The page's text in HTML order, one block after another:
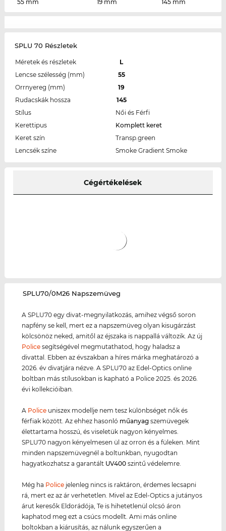
55 mm
19 mm
145 mm
SPLU 70 Részletek
Méretek és részletek
L
Lencse szélesség (mm)
55
Orrnyereg (mm)
19
Rudacskák hossza
145
Stílus
Női és Férfi
Kerettipus
Komplett keret
Keret szín
Transp.green
Lencsék színe
Smoke Gradient Smoke
Cégértékelések
‌SPLU70/0M26 Napszemüveg
A SPLU70 egy divat-megnyilatkozás, amihez végső soron
napfény se kell, mert ez a napszemüveg olyan kisugárzást
kölcsönöz neked, amitől az éjszaka is nappallá változik. Az új
Police segítségével megmutathatod, hogy haladsz a
divattal. Ebben az évszakban a híres márka meghatározó a
2026. év divatjára nézve. A SPLU70 az Edel-Optics online
boltban más stílusokban is kapható a Police 2025. és 2026.
évi kollekcióiban.
A Police uniszex modellje nem tesz különbséget nők és
férfiak között. Az ehhez hasonló műanyag szemüvegek
élettartama hosszú, és viseletük nagyon kényelmes.
SPLU70 nagyon kényelmesen ül az orron és a füleken. Mint
minden napszemüvegnél a boltunkban, nyugodtan
hagyatkozhatsz a garantált UV400 szintű védelemre.
Még ha Police jelenleg nincs is raktáron, érdemes lecsapni
rá, mert ez az ár verhetetlen. Mivel az Edel-Optics a jutányos
árut keresők Eldorádója, Te is hihetetlenül olcsó áron
kaphatod meg ezt a csúcs modellt. Ami más online
boltokban a kiárusítás, az nálunk egyszerűen a